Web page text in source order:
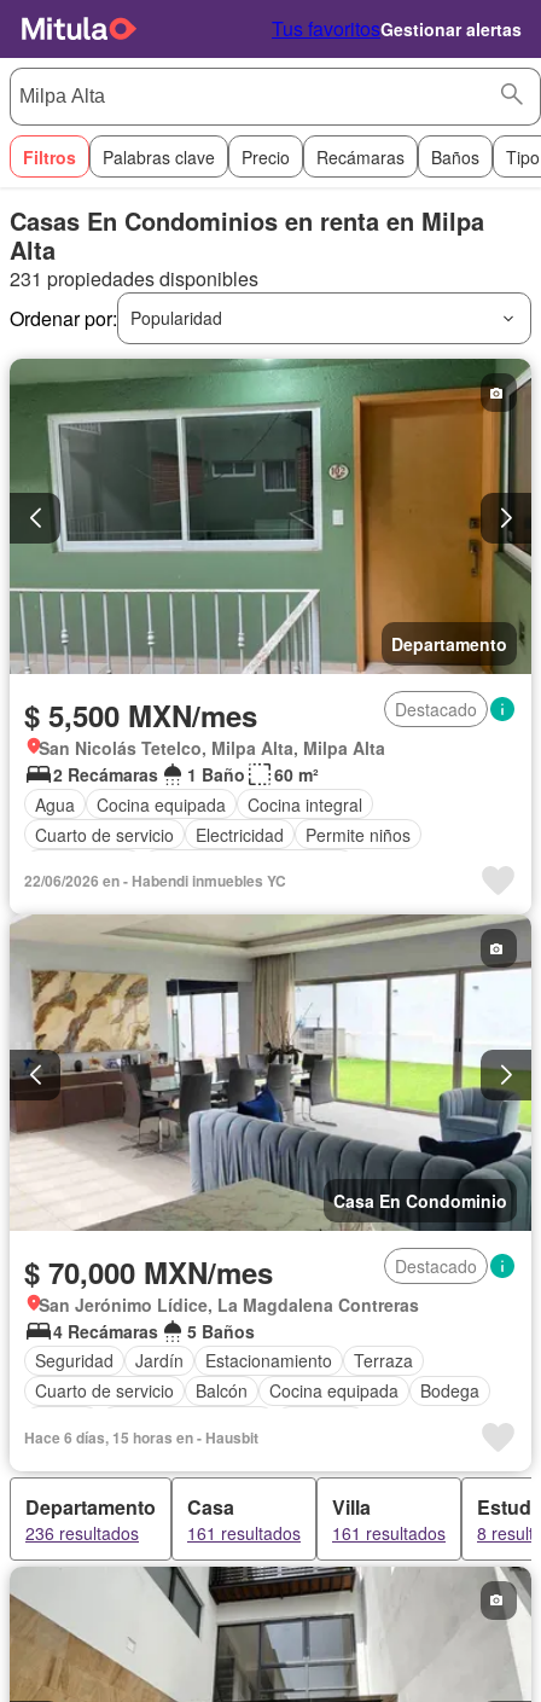
Tus favoritosGestionar alertas
Filtros Palabras clave Precio Recámaras Baños
Casas En Condominios en renta en Milpa
Alta
231 propiedades disponibles
Ordenar por:
Popularidad
Departamento
$ 5,500 MXN/mes
Destacado
San Nicolás Tetelco, Milpa Alta, Milpa Alta
2 Recámaras
1 Baño
60 m²
Agua
Cocina equipada
Cocina integral
Cuarto de servicio
Electricidad
Permite niños
22/06/2026 en - Habendi inmuebles YC
Casa En Condominio
$ 70,000 MXN/mes
Destacado
San Jerónimo Lídice, La Magdalena Contreras
4 Recámaras
5 Baños
Seguridad
Jardín Estacionamiento
Terraza
Cuarto de servicio
Balcón Cocina equipada
Bodega
Permite mascotas
Sin amueblar
Hace 6 días, 15 horas en - Hausbit
Departamento
236 resultados
Casa
161 resultados
Villa
161 resultados 8